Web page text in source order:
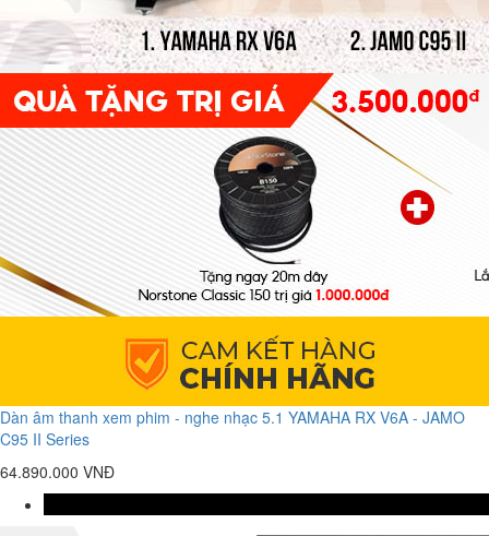
Dàn âm thanh xem phim - nghe nhạc 5.1 YAMAHA RX V6A - JAMO
C95 II Series
64.890.000 VNĐ